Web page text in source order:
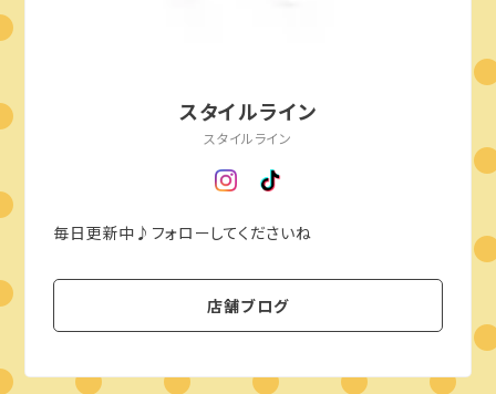
スタイルライン
スタイルライン
毎日更新中♪フォローしてくださいね
店舗ブログ